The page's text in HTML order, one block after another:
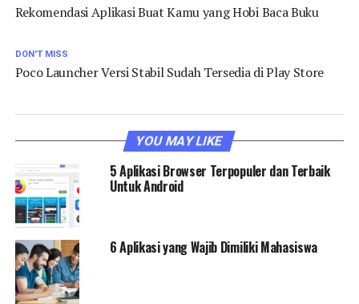
Rekomendasi Aplikasi Buat Kamu yang Hobi Baca Buku
DON'T MISS
Poco Launcher Versi Stabil Sudah Tersedia di Play Store
YOU MAY LIKE
5 Aplikasi Browser Terpopuler dan Terbaik
Untuk Android
6 Aplikasi yang Wajib Dimiliki Mahasiswa